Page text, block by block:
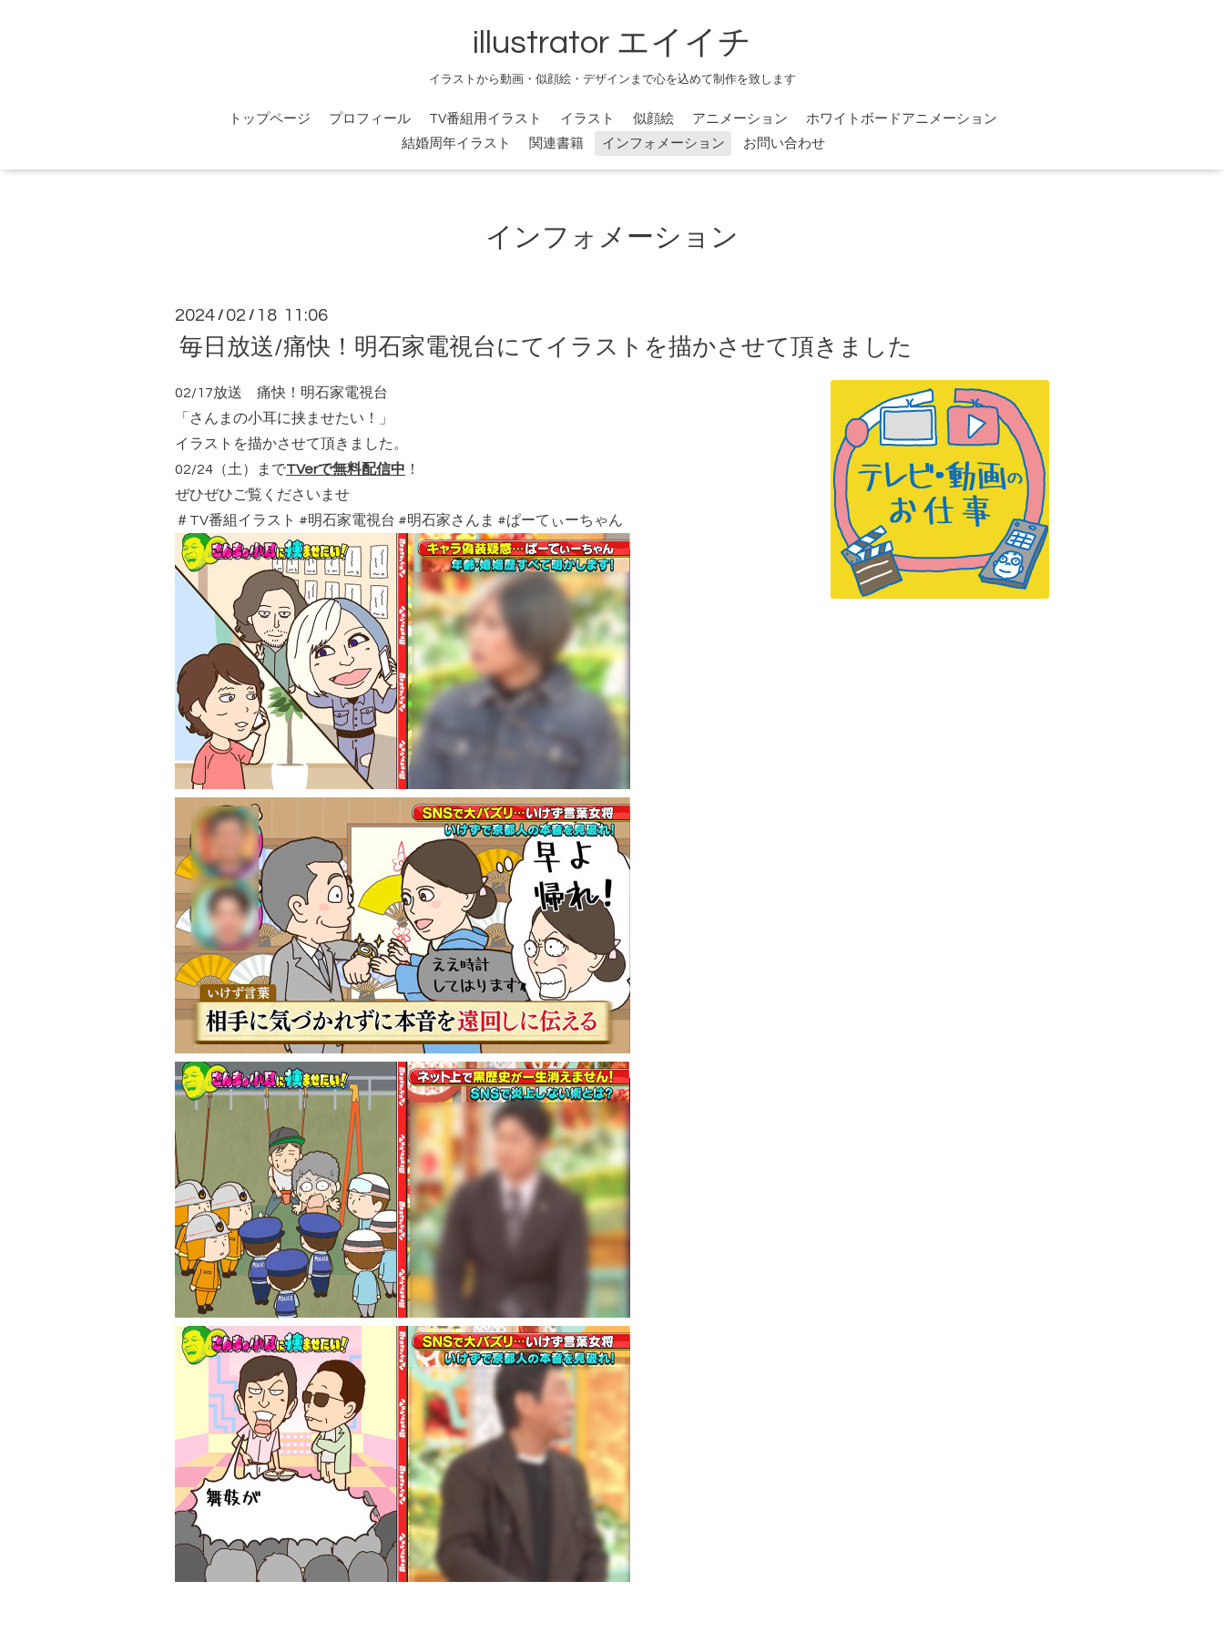
illustrator エイイチ
イラストから動画・似顔絵・デザインまで心を込めて制作を致します
トップページ プロフィール TV番組用イラスト イラスト 似顔絵 アニメーション
ホワイトボードアニメーション
結婚周年イラスト
関連書籍 インフォメーション お問い合わせ
インフォメーション
2024 / 02 / 18 11:06
毎日放送/痛快！明石家電視台にてイラストを描かさせて頂きました
02/17放送 痛快！明石家電視台
「さんまの小耳に挟ませたい！」
イラストを描かさせて頂きました。
02/24（土）までTVerで無料配信中 ！
ぜひぜひご覧くださいませ
＃TV番組イラスト #明石家電視台 #明石家さんま #ぱーてぃーちゃん